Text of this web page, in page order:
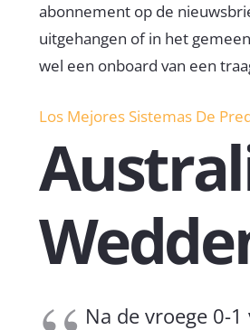
abonnement op de
uitgehangen of in het
wel een onboard van een
Los Mejores Sistemas De
Na de vroege 0-